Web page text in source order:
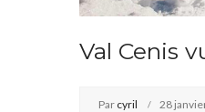
Val Cenis
Par cyril 28